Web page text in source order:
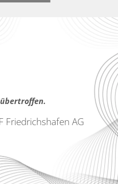
Friedrichshafen AG